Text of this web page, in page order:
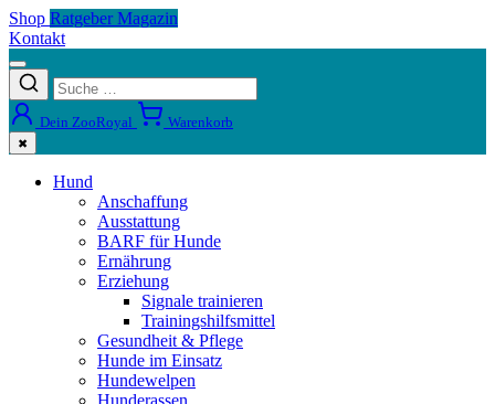
Shop Ratgeber Magazin
Kontakt
Dein ZooRoyal Warenkorb
✖
Hund
Anschaffung
Ausstattung
BARF für Hunde
Ernährung
Erziehung
Signale trainieren
Trainingshilfsmittel
Gesundheit & Pflege
Hunde im Einsatz
Hundewelpen
Hunderassen